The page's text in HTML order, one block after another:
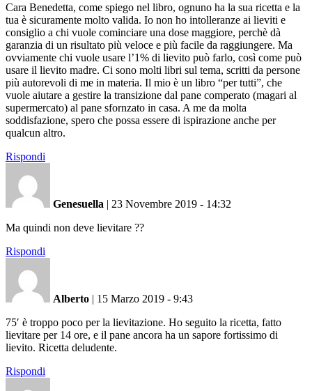
Cara Benedetta, come spiego nel libro, ognuno ha la sua ricetta e la
tua è sicuramente molto valida. Io non ho intolleranze ai lieviti e
consiglio a chi vuole cominciare una dose maggiore, perchè dà
garanzia di un risultato più veloce e più facile da raggiungere. Ma
ovviamente chi vuole usare l’1% di lievito può farlo, così come può
usare il lievito madre. Ci sono molti libri sul tema, scritti da persone
più autorevoli di me in materia. Il mio è un libro “per tutti”, che
vuole aiutare a gestire la transizione dal pane comperato (magari al
supermercato) al pane sfornzato in casa. A me da molta
soddisfazione, spero che possa essere di ispirazione anche per
qualcun altro.
Rispondi
Genesuella | 23 Novembre 2019 - 14:32
Ma quindi non deve lievitare ??
Rispondi
Alberto | 15 Marzo 2019 - 9:43
75′ è troppo poco per la lievitazione. Ho seguito la ricetta, fatto
lievitare per 14 ore, e il pane ancora ha un sapore fortissimo di
lievito. Ricetta deludente.
Rispondi